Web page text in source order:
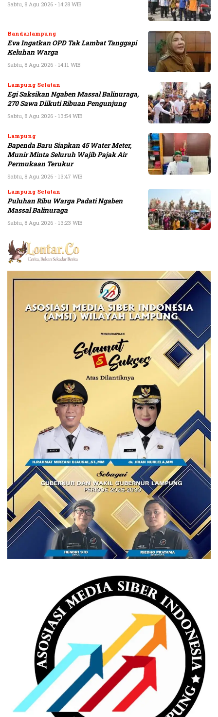
Sabtu, 8 Agu 2026 - 14:28 WIB
Bandarlampung
Eva Ingatkan OPD Tak Lambat Tanggapi
Keluhan Warga
Sabtu, 8 Agu 2026 - 14:11 WIB
Lampung Selatan
Egi Saksikan Ngaben Massal Balinuraga,
270 Sawa Diikuti Ribuan Pengunjung
Sabtu, 8 Agu 2026 - 13:54 WIB
Lampung
Bapenda Baru Siapkan 45 Water Meter,
Munir Minta Seluruh Wajib Pajak Air
Permukaan Terukur
Sabtu, 8 Agu 2026 - 13:47 WIB
Lampung Selatan
Puluhan Ribu Warga Padati Ngaben
Massal Balinuraga
Sabtu, 8 Agu 2026 - 13:23 WIB